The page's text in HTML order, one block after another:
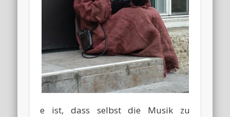
e ist, dass selbst die Musik zu